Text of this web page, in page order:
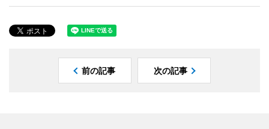
前の記事 次の記事